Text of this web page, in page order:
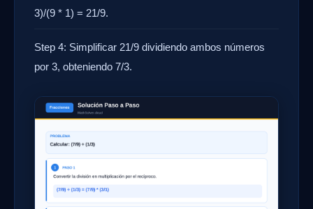
3)/(9 * 1) = 21/9.
Step 4: Simplificar 21/9 dividiendo ambos números
por 3, obteniendo 7/3.